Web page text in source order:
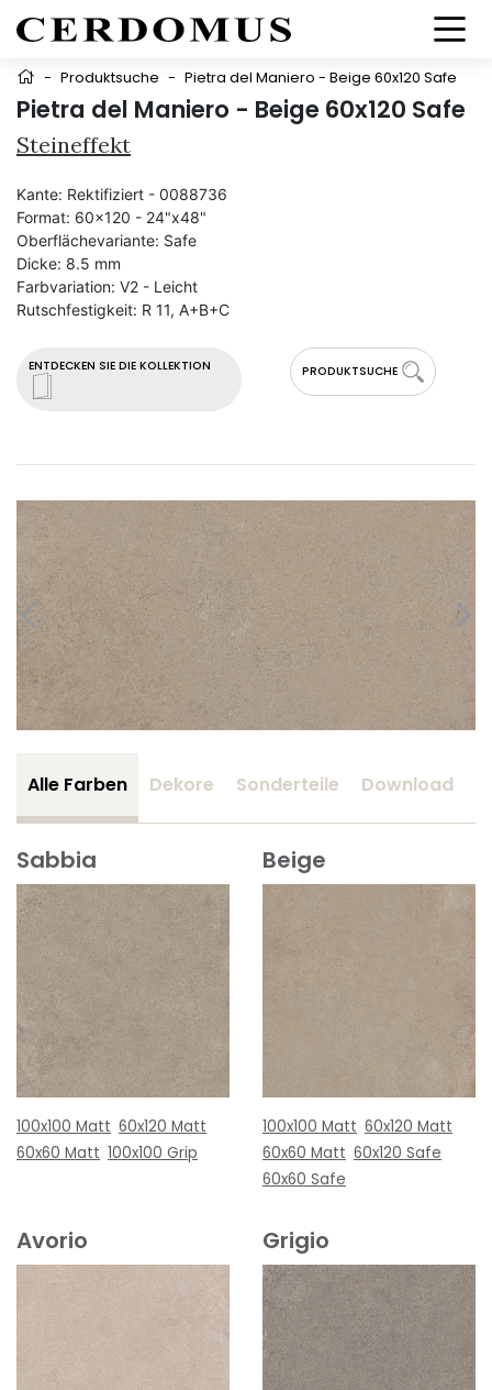
- Produktsuche - Pietra del Maniero - Beige 60x120 Safe
Pietra del Maniero - Beige 60x120 Safe
Steineffekt
ENTDECKEN SIE DIE KOLLEKTION PRODUKTSUCHE
Kante: Rektifiziert - 0088736
Format: 60x120 - 24"x48"
Oberflächevariante: Safe
Dicke: 8.5 mm
Farbvariation: V2 - Leicht
Rutschfestigkeit: R 11, A+B+C
Alle Farben Dekore Sonderteile Download
Sabbia
100x100 Matt 60x120 Matt
60x60 Matt 100x100 Grip
Beige
100x100 Matt 60x120 Matt
60x60 Matt 60x120 Safe
60x60 Safe
Avorio Grigio